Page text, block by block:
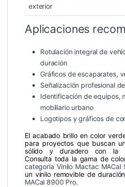
exterior
Aplicaciones
Rotulación integral de
duración
Gráficos de escaparates,
Señalización profesional
Identificación de equipos,
mobiliario urbano
Logotipos y gráficos de
El acabado brillo en color
para proyectos que buscan
sólido y duradero con la
Consulta toda la gama de
categoría Vinilo Mactac MACal
un vinilo removible de
MACal 8900 Pro.